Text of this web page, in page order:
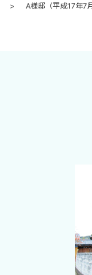
A様邸（平成17年7